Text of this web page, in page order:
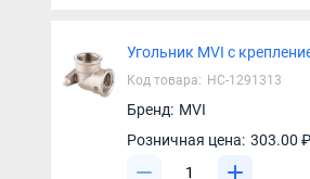
Угольник MVI с
Код товара: НС-1291313
Бренд: MVI
Розничная цена: 303.00 ₽